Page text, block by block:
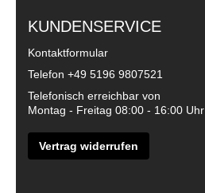
KUNDENSERVICE
Kontaktformular
Telefon +49 5196 9807521
Telefonisch erreichbar von
Montag - Freitag 08:00 - 16:00 Uhr
Vertrag widerrufen